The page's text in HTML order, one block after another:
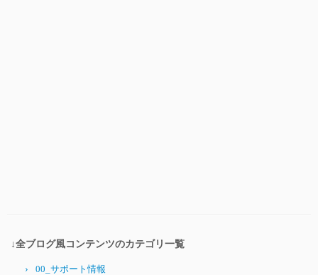
↓全ブログ風コンテンツのカテゴリ一覧
00_サポート情報